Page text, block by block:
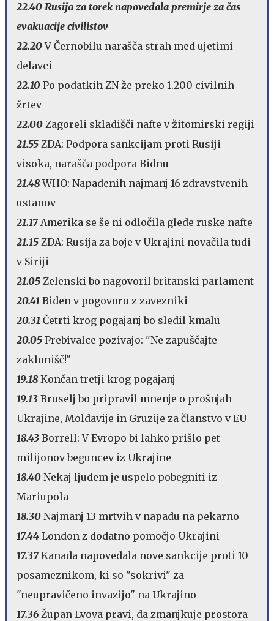
22.40 Rusija za torek napovedala premirje za čas
evakuacije civilistov
22.20V Černobilu narašča strah med ujetimi
delavci
22.10 Po podatkih ZN že preko 1.200 civilnih
žrtev
22.00 Zagoreli skladišči nafte v žitomirski regiji
21.55 ZDA: Podpora sankcijam proti Rusiji
visoka, narašča podpora Bidnu
21.48WHO: Napadenih najmanj 16 zdravstvenih
ustanov
21.17Amerika se še ni odločila glede ruske nafte
21.15 ZDA: Rusija za boje v Ukrajini novačila tudi
v Siriji
21.05 Zelenski bo nagovoril britanski parlament
20.41 Biden v pogovoru z zavezniki
20.31 Četrti krog pogajanj bo sledil kmalu
20.05 Prebivalce pozivajo: "Ne zapuščajte
zaklonišč!"
19.18 Končan tretji krog pogajanj
19.13 Bruselj bo pripravil mnenje o prošnjah
Ukrajine, Moldavije in Gruzije za članstvo v EU
18.43 Borrell: V Evropo bi lahko prišlo pet
milijonov beguncev iz Ukrajine
18.40 Nekaj ljudem je uspelo pobegniti iz
Mariupola
18.30 Najmanj 13 mrtvih v napadu na pekarno
17.44 London z dodatno pomočjo Ukrajini
17.37Kanada napovedala nove sankcije proti 10
posameznikom, ki so "sokrivi" za
"neupravičeno invazijo" na Ukrajino
17.36 Župan Lvova pravi, da zmanjkuje prostora